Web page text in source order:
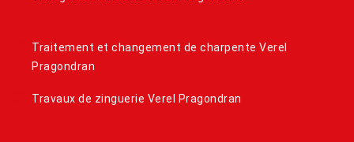
Traitement et changement de charpente Verel
Pragondran
Travaux de zinguerie Verel Pragondran